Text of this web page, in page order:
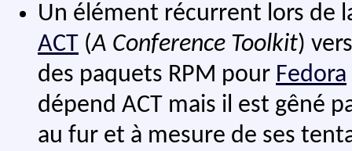
Un élément récurrent lors de
ACT (A Conference Toolkit)
des paquets RPM pour Fedora
dépend ACT mais il est gêné
au fur et à mesure de ses